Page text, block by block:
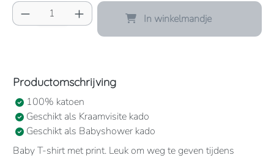
Producthoeveelheid: Voer de gewenste
In winkelmandje
Productomschrijving
100% katoen
Geschikt als Kraamvisite kado
Geschikt als Babyshower kado
Baby T-shirt met print. Leuk om weg te geven tijdens